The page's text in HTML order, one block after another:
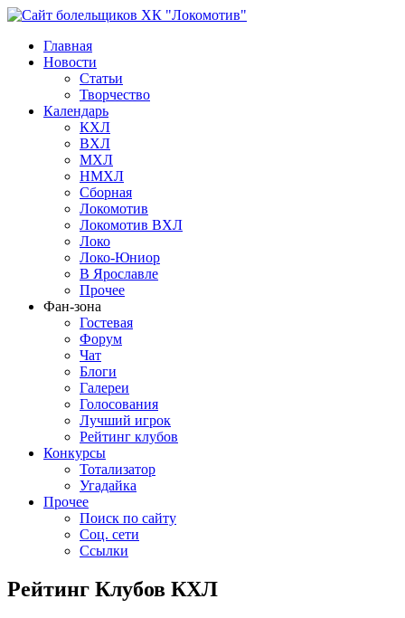
Главная
Новости
Статьи
Творчество
Календарь
КХЛ
ВХЛ
МХЛ
НМХЛ
Сборная
Локомотив
Локомотив ВХЛ
Локо
Локо-Юниор
В Ярославле
Прочее
Фан-зона
Гостевая
Форум
Чат
Блоги
Галереи
Голосования
Лучший игрок
Рейтинг клубов
Конкурсы
Тотализатор
Угадайка
Прочее
Поиск по сайту
Соц. сети
Ссылки
Рейтинг Клубов КХЛ